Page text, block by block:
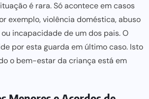
é rara. Só acontece em casos
exemplo, violência doméstica, abuso
incapacidade de um dos pais. O
por esta guarda em último caso. Isto
o bem-estar da criança está em